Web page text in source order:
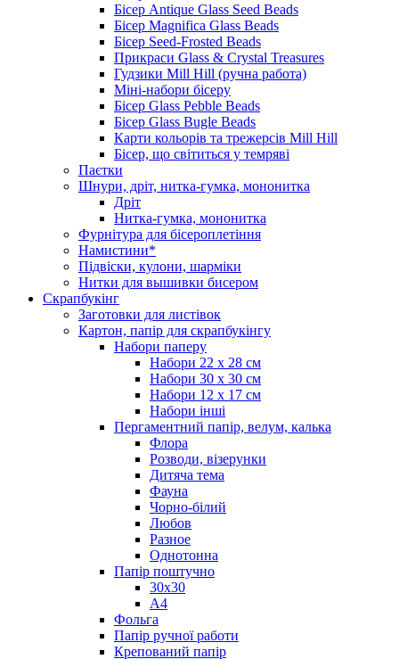
Бісер Antique Glass Seed Beads
Бісер Magnifica Glass Beads
Бісер Seed-Frosted Beads
Прикраси Glass & Crystal Treasures
Гудзики Mill Hill (ручна работа)
Міні-набори бісеру
Бісер Glass Pebble Beads
Бісер Glass Bugle Beads
Карти кольорів та трежерсів Mill Hill
Бісер, що світиться у темряві
Паєтки
Шнури, дріт, нитка-гумка, мононитка
Дріт
Нитка-гумка, мононитка
Фурнітура для бісероплетіння
Намистини*
Підвіски, кулони, шарміки
Нитки для вышивки бисером
Скрапбукінг
Заготовки для листівок
Картон, папір для скрапбукінгу
Набори паперу
Набори 22 х 28 см
Набори 30 х 30 см
Набори 12 х 17 см
Набори інші
Пергаментний папір, велум, калька
Флора
Розводи, візерунки
Дитяча тема
Фауна
Чорно-білий
Любов
Разное
Однотонна
Папір поштучно
30х30
А4
Фольга
Папір ручної работи
Крепований папір